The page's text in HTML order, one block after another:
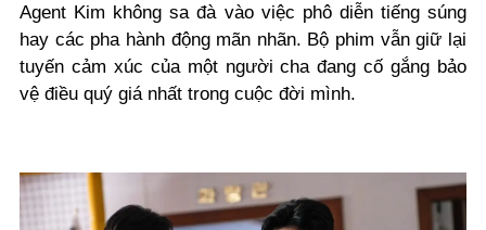
Agent Kim không sa đà vào việc phô diễn tiếng súng
hay các pha hành động mãn nhãn. Bộ phim vẫn giữ lại
tuyến cảm xúc của một người cha đang cố gắng bảo
vệ điều quý giá nhất trong cuộc đời mình.